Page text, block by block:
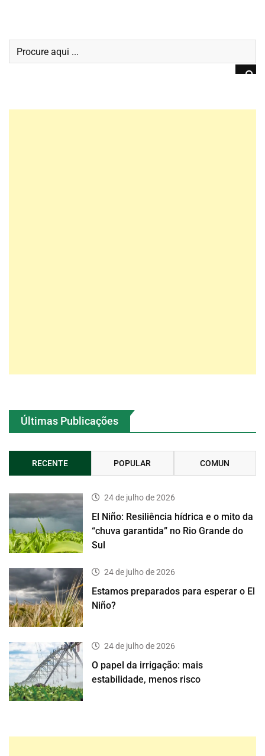
Últimas Publicações
RECENTE POPULAR COMUN
24 de julho de 2026
El Niño: Resiliência hídrica e o mito da
“chuva garantida” no Rio Grande do
Sul
24 de julho de 2026
Estamos preparados para esperar o El
Niño?
24 de julho de 2026
O papel da irrigação: mais
estabilidade, menos risco